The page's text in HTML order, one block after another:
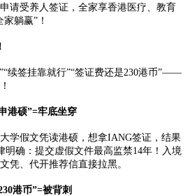
请受养人签证，全家享香港医疗、教育
躺赢”！
签挂靠就行”“签证费还是230港币”——
硕”=牢底坐穿
假文凭读港硕，想拿IANG签证，结果
明确：提交虚假文件最高监禁14年！入境
凭、代开推荐信直接拉黑。
港币”=被背刺